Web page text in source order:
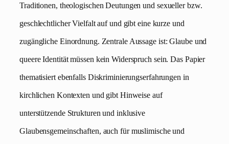
Traditionen, theologischen Deutungen und sexueller bzw.
geschlechtlicher Vielfalt auf und gibt eine kurze und
zugängliche Einordnung. Zentrale Aussage ist: Glaube und
queere Identität müssen kein Widerspruch sein. Das Papier
thematisiert ebenfalls Diskriminierungserfahrungen in
kirchlichen Kontexten und gibt Hinweise auf
unterstützende Strukturen und inklusive
Glaubensgemeinschaften, auch für muslimische und